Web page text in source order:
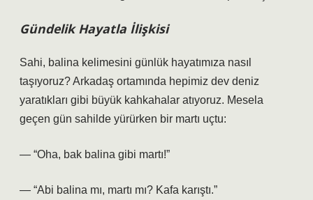
Gündelik Hayatla İlişkisi
Sahi, balina kelimesini günlük hayatımıza nasıl
taşıyoruz? Arkadaş ortamında hepimiz dev deniz
yaratıkları gibi büyük kahkahalar atıyoruz. Mesela
geçen gün sahilde yürürken bir martı uçtu:
— “Oha, bak balina gibi martı!”
— “Abi balina mı, martı mı? Kafa karıştı.”